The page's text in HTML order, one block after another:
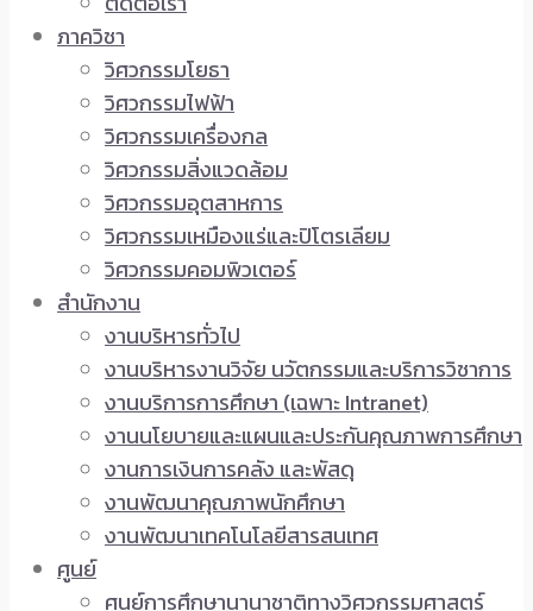
ภาควิชา
วิศวกรรมโยธา
วิศวกรรมไฟฟ้า
วิศวกรรมเครื่องกล
วิศวกรรมสิ่งแวดล้อม
วิศวกรรมอุตสาหการ
วิศวกรรมเหมืองแร่และปิโตรเลียม
วิศวกรรมคอมพิวเตอร์
สำนักงาน
งานบริหารทั่วไป
งานบริหารงานวิจัย นวัตกรรมและบริการวิชาการ
งานบริการการศึกษา (เฉพาะ Intranet)
งานนโยบายและแผนและประกันคุณภาพการศึกษา
งานการเงินการคลัง และพัสดุ
งานพัฒนาคุณภาพนักศึกษา
งานพัฒนาเทคโนโลยีสารสนเทศ
ศูนย์
ศูนย์การศึกษานานาชาติทางวิศวกรรมศาสตร์